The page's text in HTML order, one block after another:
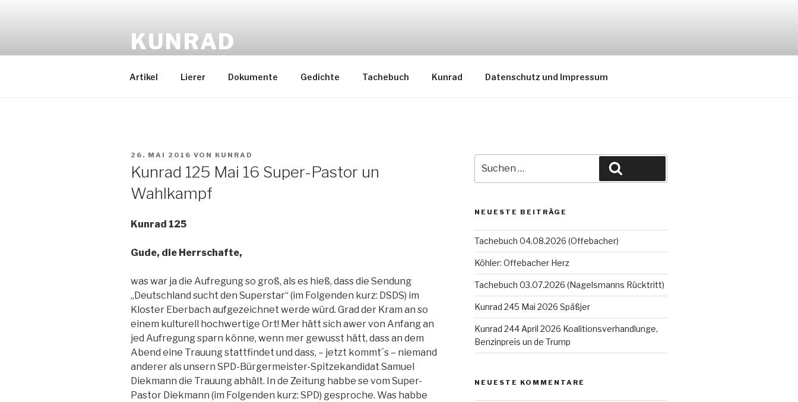
KUNRAD
Artikel Lierer Dokumente Gedichte Tachebuch Kunrad Datenschutz und Impressum
VERÖFFENTLICHT
26. MAI 2016 VON KUNRAD
Kunrad 125 Mai 16 Super-Pastor un
Wahlkampf
Kunrad 125
Gude, die Herrschafte,
was war ja die Aufregung so groß, als es hieß, dass die Sendung
„Deutschland sucht den Superstar“ (im Folgenden kurz: DSDS) im
Kloster Eberbach aufgezeichnet werde würd. Grad der Kram an so
einem kulturell hochwertige Ort! Mer hätt sich awer von Anfang an
jed Aufregung sparn könne, wenn mer gewusst hätt, dass an dem
Abend eine Trauung stattfindet und dass, – jetzt kommt´s – niemand
anderer als unsern SPD-Bürgermeister-Spitzekandidat Samuel
Diekmann die Trauung abhält. In de Zeitung habbe se vom Super-
Pastor Diekmann (im Folgenden kurz: SPD) gesproche. Was habbe
nach:
NEUESTE BEITRÄGE
Tachebuch 04.08.2026 (Offebacher)
Köhler: Offebacher Herz
Tachebuch 03.07.2026 (Nagelsmanns Rücktritt)
Kunrad 245 Mai 2026 Späßjer
Kunrad 244 April 2026 Koalitionsverhandlunge,
Benzinpreis un de Trump
NEUESTE KOMMENTARE